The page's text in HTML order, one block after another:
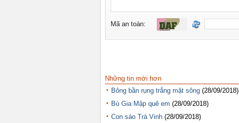
Những tin mới hơn
Bông bần rụng trắng mặt sông (28/09/2018)
Bù Gia Mập quê em (28/09/2018)
Con sáo Trà Vinh (28/09/2018)